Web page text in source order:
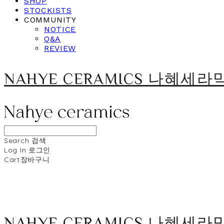
STOCKISTS
COMMUNITY
NOTICE
Q&A
REVIEW
NAHYE CERAMICS 나혜세라
Search 검색
Log In 로그인
Cart장바구니